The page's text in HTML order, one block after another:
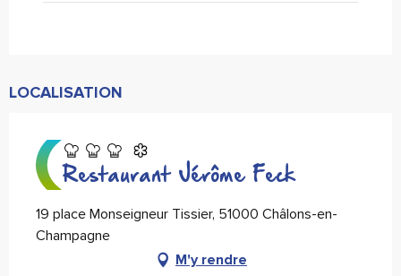
LOCALISATION
Restaurant Jérôme Feck
19 place Monseigneur Tissier, 51000 Châlons-en-
Champagne
M'y rendre